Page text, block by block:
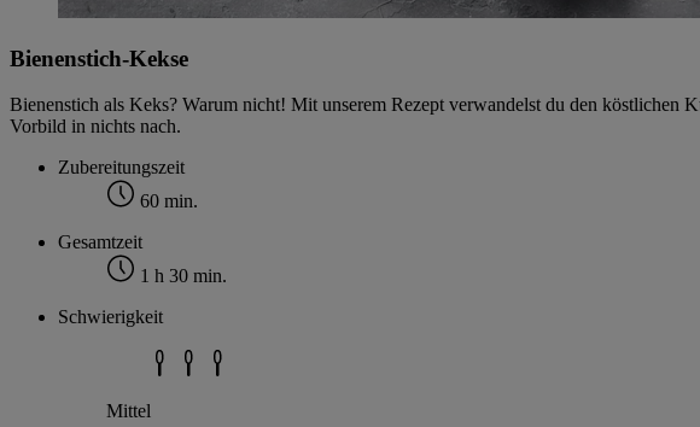
Bienenstich-Kekse
Bienenstich als Keks? Warum nicht! Mit unserem Rezept verwandelst du den köstlichen
Vorbild in nichts nach.
Zubereitungszeit
60 min.
Gesamtzeit
1 h 30 min.
Schwierigkeit
Mittel